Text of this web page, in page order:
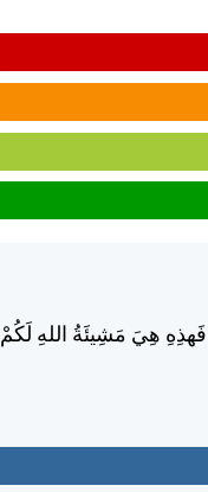
هِيَ مَشِيئَةُ اللهِ لَكُمْ